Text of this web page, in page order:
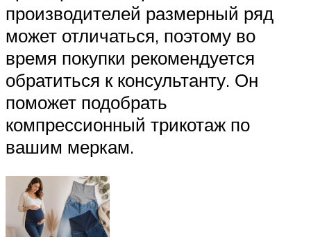
производителей размерный ряд
может отличаться, поэтому во
время покупки рекомендуется
обратиться к консультанту. Он
поможет подобрать
компрессионный трикотаж по
вашим меркам.